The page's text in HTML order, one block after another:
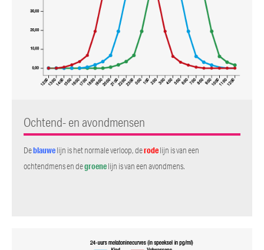
Ochtend- en avondmensen
Deblauwelijn is het normale verloop, derodelijn is van een
ochtendmens en degroenelijn is van een avondmens.